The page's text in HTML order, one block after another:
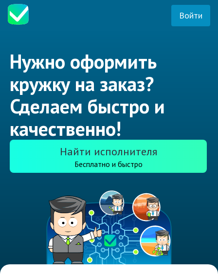
Войти
Нужно оформить
кружку на заказ?
Сделаем быстро и
качественно!
Найти исполнителя
Бесплатно и быстро